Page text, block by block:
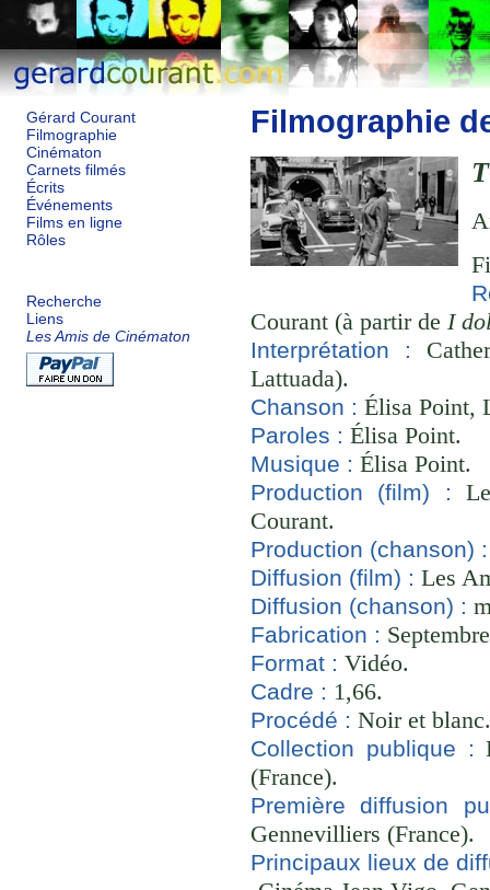
Gérard Courant
Filmographie
Cinématon
Carnets filmés
Écrits
Événements
Films en ligne
Rôles
Recherche
Liens
Les Amis de Cinématon
Filmographie
Courant (à partir de I
Interprétation :
Lattuada).
Chanson : Élisa Point,
Paroles : Élisa Point.
Musique : Élisa Point.
Production (film) :
Courant.
Production (chanson) :
Diffusion (film) : Les
Diffusion (chanson) :
Fabrication :
Format : Vidéo.
Cadre : 1,66.
Procédé : Noir et
Collection publique :
(France).
Première diffusion
Gennevilliers (France).
Principaux lieux de